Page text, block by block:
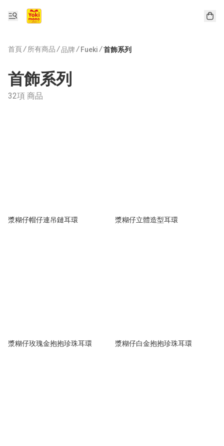
首頁/ 所有商品 /品牌 / Fueki /首飾系列
首飾系列
32項 商品
漿糊仔帽仔連吊鏈耳環 漿糊仔立體造型耳環
漿糊仔玫瑰金抱抱珍珠耳環 漿糊仔白金抱抱珍珠耳環